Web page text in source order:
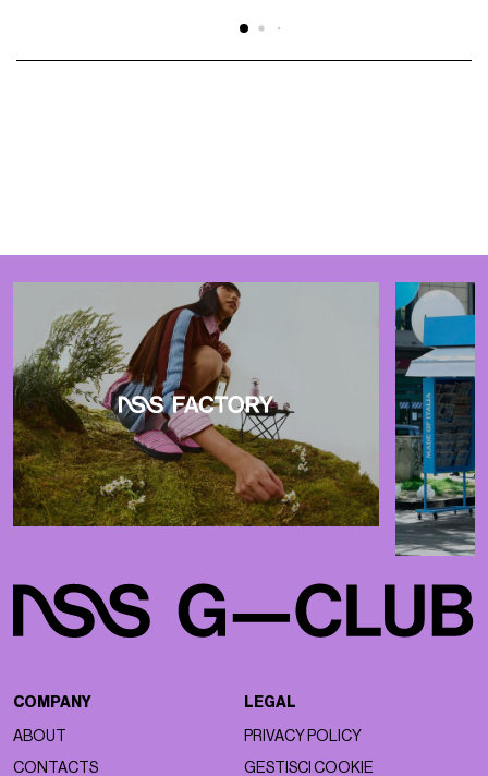
COMPANY
ABOUT
CONTACTS
LEGAL
PRIVACY POLICY
GESTISCI COOKIE